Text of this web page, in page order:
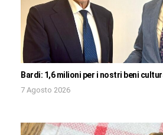
Bardi: 1,6 milioni per i nostri beni
7 Agosto 2026